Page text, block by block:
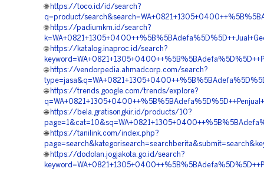
🌐 https://toco.id/id/search?
q=product/
🌐 https://padiumkm.id/search?
🌐 https://katalog.inaproc.id/search?
🌐 https://vendorpedia.ahmadcorp.com/search?
🌐 https://trends.google.com/trends/explore?
🌐 https://bela.gratisongkir.id/products/10?
🌐 https://tanilink.com/index.php?
🌐 https://dodolan.jogjakota.go.id/search?